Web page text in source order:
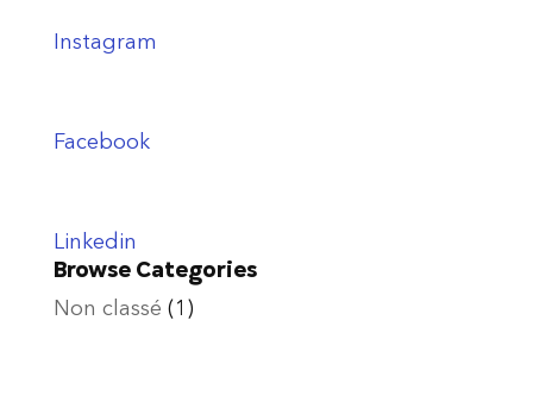
Instagram
Facebook
Linkedin
Browse Categories
Non classé (1)